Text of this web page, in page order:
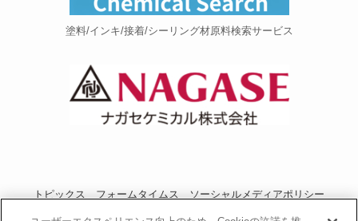
塗料/インキ/接着/シーリング材原料検索サービス
トピックス フォームタイムス
ソーシャルメディアポリシー
プライバシーポリシー
当サイトご利用にあたって お問い合わせ